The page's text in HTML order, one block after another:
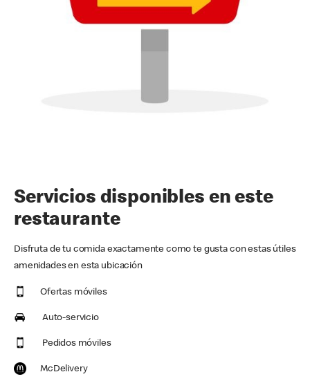
Servicios disponibles en este
restaurante
Disfruta de tu comida exactamente como te gusta con estas útiles
amenidades en esta ubicación
Ofertas móviles
Auto-servicio
Pedidos móviles
McDelivery